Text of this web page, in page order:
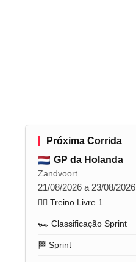
Próxima Corrida
GP da Holanda
Zandvoort
21/08/2026 a 23/08/2026
🏋️‍♂️ Treino Livre 1
🏎️ Classificação Sprint
🏁 Sprint